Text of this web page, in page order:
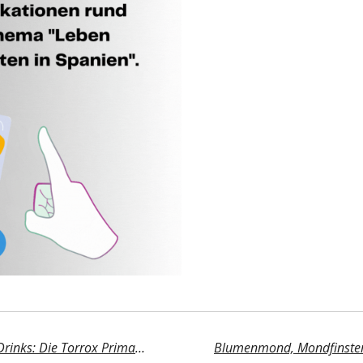
Heiße Beats und coole Drinks: Die Torrox Primavera Party wird das Highlight des Frühlings!